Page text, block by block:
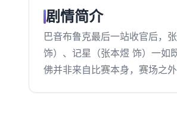
剧情简介
巴音布鲁克最后一站收官后，
饰）、记星（张本煜 饰）一如
佛并非来自比赛本身，赛场之